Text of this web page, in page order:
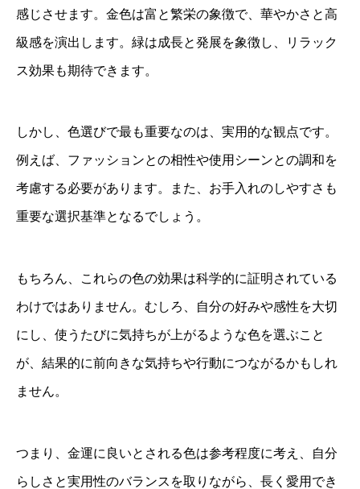
感じさせます。金色は富と繁栄の象徴で、華やかさと高
級感を演出します。緑は成長と発展を象徴し、リラック
ス効果も期待できます。
しかし、色選びで最も重要なのは、実用的な観点です。
例えば、ファッションとの相性や使用シーンとの調和を
考慮する必要があります。また、お手入れのしやすさも
重要な選択基準となるでしょう。
もちろん、これらの色の効果は科学的に証明されている
わけではありません。むしろ、自分の好みや感性を大切
にし、使うたびに気持ちが上がるような色を選ぶこと
が、結果的に前向きな気持ちや行動につながるかもしれ
ません。
つまり、金運に良いとされる色は参考程度に考え、自分
らしさと実用性のバランスを取りながら、長く愛用でき